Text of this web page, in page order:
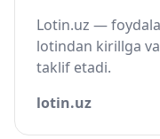
Lotin.uz —
lotindan kirillga
taklif etadi.
lotin.uz